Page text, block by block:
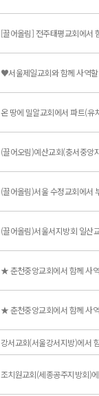
[끌어올림] 전주태평교회에서
♥서울제일교회와 함께 사역
온 땅에 밀알교회에서 파트(유
(끌어오림)예산교회(충서중앙
(끌어올림)서울 수정교회에서
(끌어올림)서울서지방회 일산
★ 춘천중앙교회에서 함께 사
★ 춘천중앙교회에서 함께 사
강서교회(서울강서지방)에서
조치원교회(세종공주지방회)